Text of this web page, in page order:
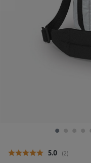
5.0 (stemmer:
2)